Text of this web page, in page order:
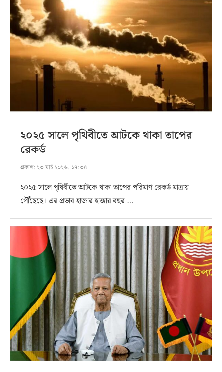
২০২৫ সালে পৃথিবীতে আটকে থাকা তাপের
রেকর্ড
প্রকাশ: ২৩ মার্চ ২০২৬, ১৭:৩৫
২০২৫ সালে পৃথিবীতে আটকে থাকা তাপের পরিমাণ রেকর্ড মাত্রায়
পৌঁছেছে। এর প্রভাব হাজার হাজার বছর …